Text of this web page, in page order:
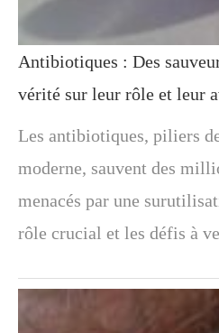
Antibiotiques : Des
vérité sur leur rôle et leur
Les antibiotiques, piliers
moderne, sauvent des
menacés par une
rôle crucial et les défis à